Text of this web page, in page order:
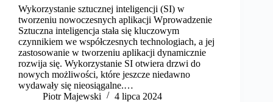
Wykorzystanie sztucznej inteligencji (SI) w
tworzeniu nowoczesnych aplikacji Wprowadzenie
Sztuczna inteligencja stała się kluczowym
czynnikiem we współczesnych technologiach, a jej
zastosowanie w tworzeniu aplikacji dynamicznie
rozwija się. Wykorzystanie SI otwiera drzwi do
nowych możliwości, które jeszcze niedawno
wydawały się nieosiągalne.…
​Piotr Majewski
4 lipca 2024